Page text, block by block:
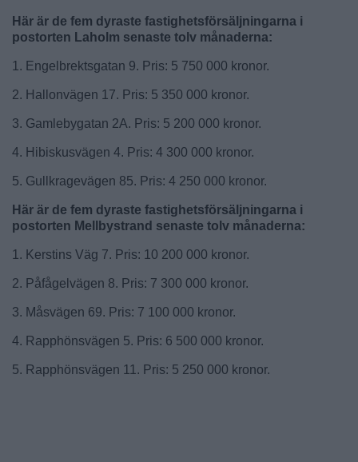
Här är de fem dyraste fastighetsförsäljningarna i
postorten Laholm senaste tolv månaderna:
1. Engelbrektsgatan 9. Pris: 5 750 000 kronor.
2. Hallonvägen 17. Pris: 5 350 000 kronor.
3. Gamlebygatan 2A. Pris: 5 200 000 kronor.
4. Hibiskusvägen 4. Pris: 4 300 000 kronor.
5. Gullkragevägen 85. Pris: 4 250 000 kronor.
Här är de fem dyraste fastighetsförsäljningarna i
postorten Mellbystrand senaste tolv månaderna:
1. Kerstins Väg 7. Pris: 10 200 000 kronor.
2. Påfågelvägen 8. Pris: 7 300 000 kronor.
3. Måsvägen 69. Pris: 7 100 000 kronor.
4. Rapphönsvägen 5. Pris: 6 500 000 kronor.
5. Rapphönsvägen 11. Pris: 5 250 000 kronor.